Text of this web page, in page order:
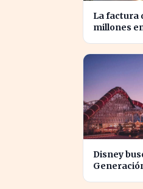
La factura
millones
Disney